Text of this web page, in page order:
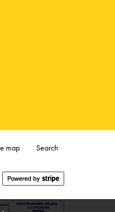
map Search